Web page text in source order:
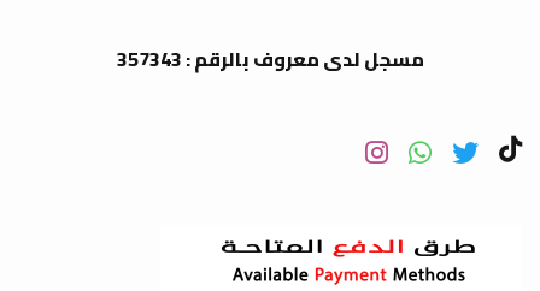
مسجل لدى معروف بالرقم : 357343